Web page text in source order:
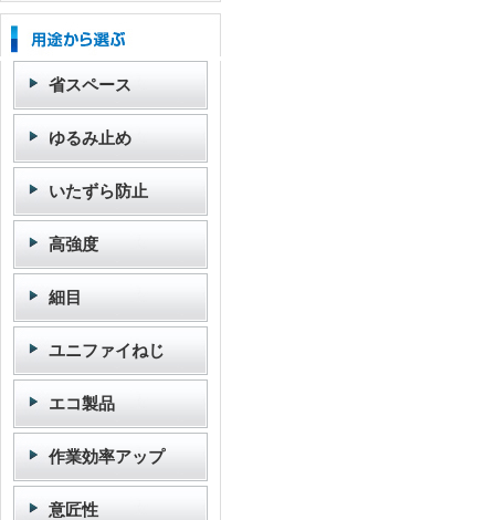
省スペース
ゆるみ止め
いたずら防止
高強度
細目
ユニファイねじ
エコ製品
作業効率アップ
意匠性